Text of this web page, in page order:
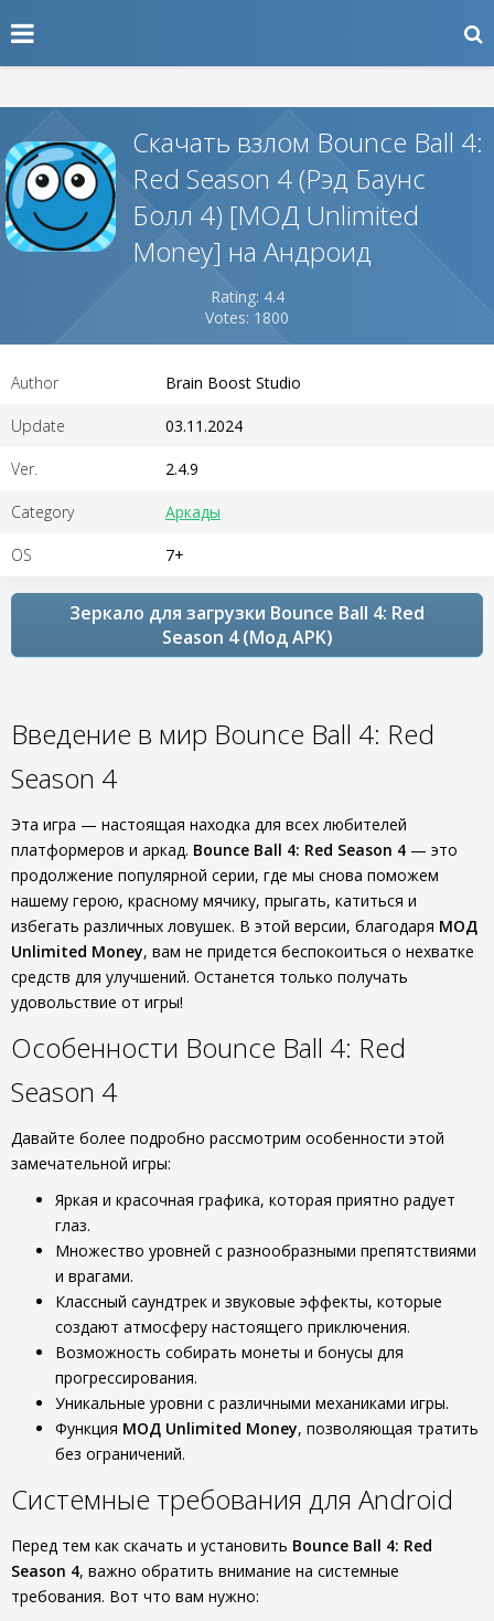
Скачать взлом Bounce Ball 4:
Red Season 4 (Рэд Баунс
Болл 4) [МОД Unlimited
Money] на Андроид
Rating: 4.4
Votes: 1800
Author Brain Boost Studio
Update 03.11.2024
Ver. 2.4.9
Category Аркады
OS 7+
Зеркало для загрузки Bounce Ball 4: Red
Season 4 (Мод APK)
Введение в мир Bounce Ball 4: Red
Season 4
Эта игра — настоящая находка для всех любителей
платформеров и аркад. Bounce Ball 4: Red Season 4 — это
продолжение популярной серии, где мы снова поможем
нашему герою, красному мячику, прыгать, катиться и
избегать различных ловушек. В этой версии, благодаря МОД
Unlimited Money, вам не придется беспокоиться о нехватке
средств для улучшений. Останется только получать
удовольствие от игры!
Особенности Bounce Ball 4: Red
Season 4
Давайте более подробно рассмотрим особенности этой
замечательной игры:
Яркая и красочная графика, которая приятно радует
глаз.
Множество уровней с разнообразными препятствиями
и врагами.
Классный саундтрек и звуковые эффекты, которые
создают атмосферу настоящего приключения.
Возможность собирать монеты и бонусы для
прогрессирования.
Уникальные уровни с различными механиками игры.
Функция МОД Unlimited Money, позволяющая тратить
без ограничений.
Системные требования для Android
Перед тем как скачать и установить Bounce Ball 4: Red
Season 4, важно обратить внимание на системные
требования. Вот что вам нужно: